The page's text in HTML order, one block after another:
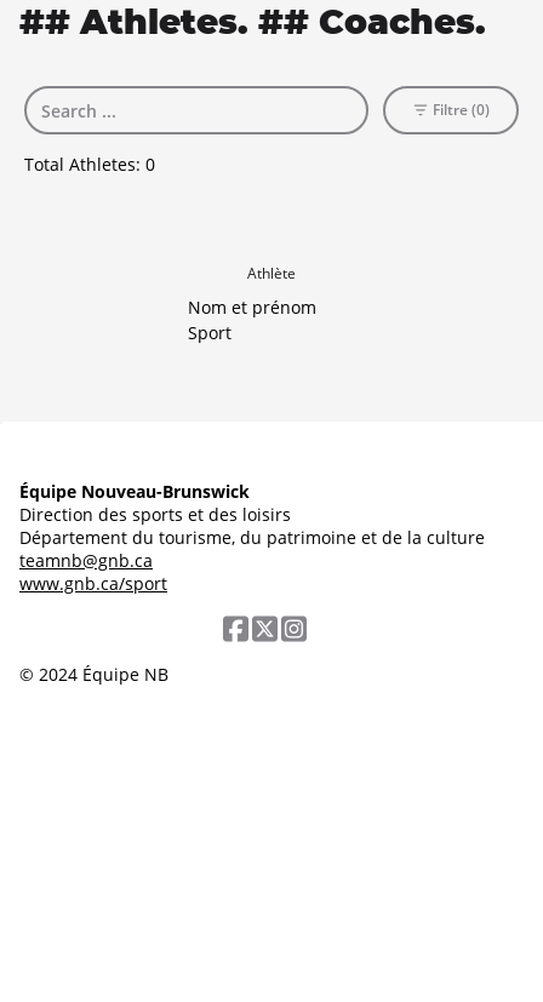
## Athletes. ## Coaches.
Total Athletes: 0
Filtre (0)
Athlète
Nom et prénom
Sport
Équipe Nouveau-Brunswick
Direction des sports et des loisirs
Département du tourisme, du patrimoine et de la culture
teamnb@gnb.ca
www.gnb.ca/sport
© 2024 Équipe NB